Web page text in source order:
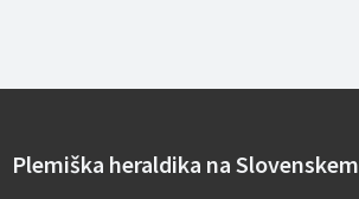
p
t
Plemiška heraldika na Slovenskem